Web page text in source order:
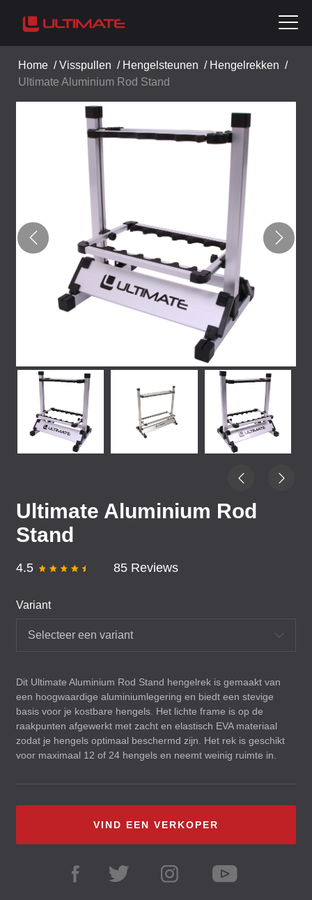
Home /Visspullen / Hengelsteunen / Hengelrekken /
Ultimate Aluminium Rod Stand
Ultimate Aluminium Rod
Stand
4.5 85 Reviews
Variant
Selecteer een variant
Dit Ultimate Aluminium Rod Stand hengelrek is gemaakt van
een hoogwaardige aluminiumlegering en biedt een stevige
basis voor je kostbare hengels. Het lichte frame is op de
raakpunten afgewerkt met zacht en elastisch EVAmateriaal
zodat je hengels optimaal beschermd zijn. Het rek is geschikt
voor maximaal 12 of 24 hengels en neemt weinig ruimte in.
VIND EEN VERKOPER